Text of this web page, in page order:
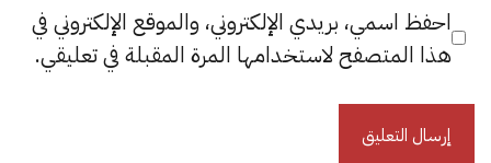
احفظ اسمي، بريدي الإلكتروني، والموقع الإلكتروني في
هذا المتصفح لاستخدامها المرة المقبلة في تعليقي.